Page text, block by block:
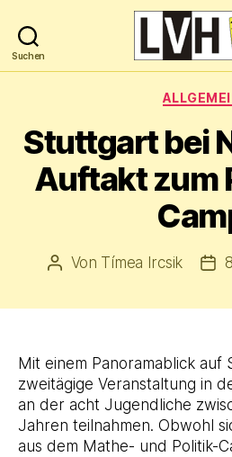
Suchen
e.V.
Stuttgart bei
Auftakt zum
Beitragsautor
Von Tímea Ircsik
Mit einem Panoramablick
zweitägige Veranstaltung in
an der acht Jugendliche
Jahren teilnahmen. Obwohl
aus dem Mathe- und Politik-